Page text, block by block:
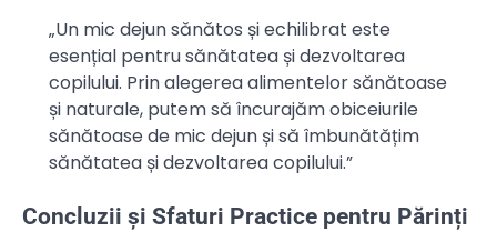
„Un mic dejun sănătos și echilibrat este
esențial pentru sănătatea și dezvoltarea
copilului. Prin alegerea alimentelor sănătoase
și naturale, putem să încurajăm obiceiurile
sănătoase de mic dejun și să îmbunătățim
sănătatea și dezvoltarea copilului.”
Concluzii și Sfaturi Practice pentru Părinți